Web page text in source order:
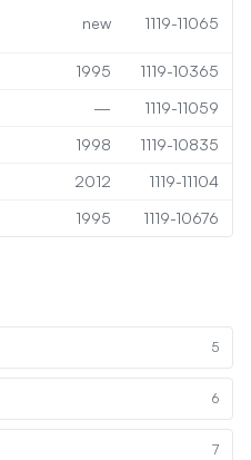
new 1119-11065
1995
1119-10365
—
1119-11059
1998
1119-10835
2012
1119-11104
1995 1119-10676
5
6
7